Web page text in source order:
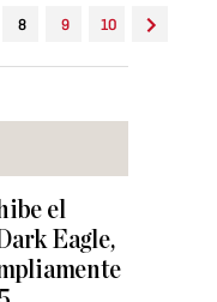
8 9 10
el
Eagle,